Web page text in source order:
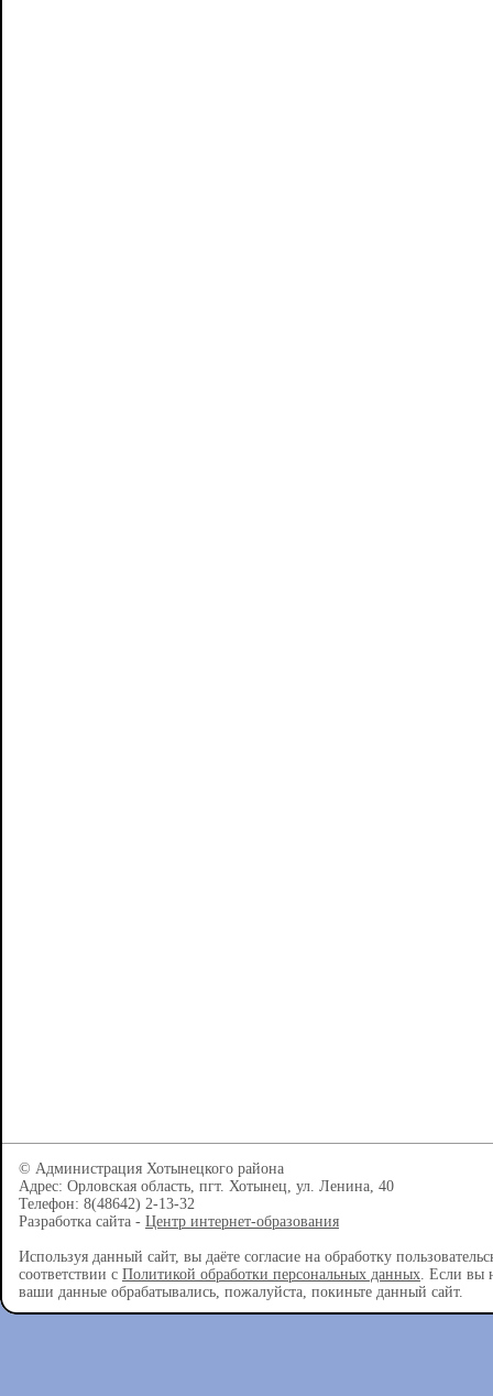
© Администрация Хотынецкого района
Адрес: Орловская область, пгт. Хотынец, ул. Ленина, 40
Телефон: 8(48642) 2-13-32
Разработка сайта - Центр интернет-образования
Используя данный сайт, вы даёте согласие на обработку
соответствии с Политикой обработки персональных данных. Если вы
ваши данные обрабатывались, пожалуйста, покиньте данный сайт.